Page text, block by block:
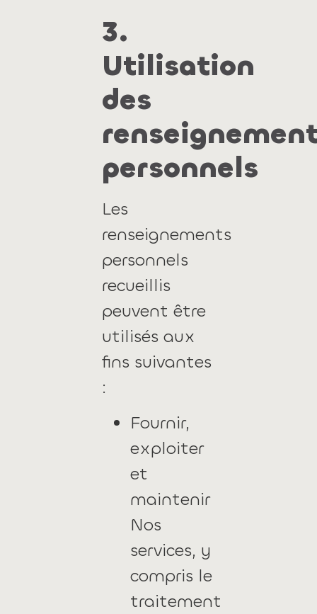
3.
Utilisation
des
personnels
Les
renseignements
personnels
recueillis
peuvent être
utilisés aux
fins suivantes
:
Fournir,
exploiter
et
maintenir
Nos
services, y
compris le
traitement